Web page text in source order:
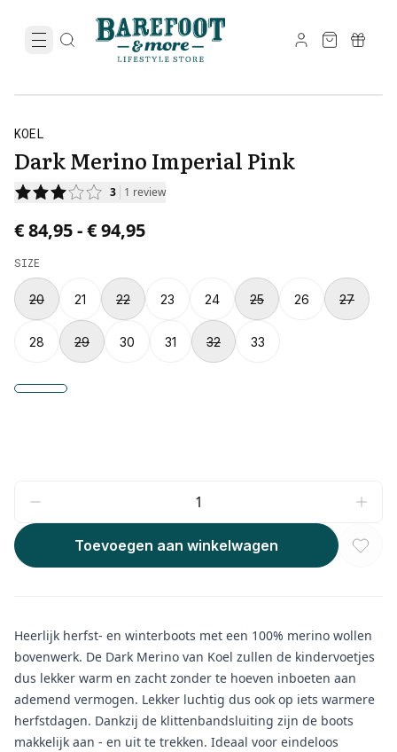
KOEL
Dark Merino Imperial Pink
3 1 review
Price from € 84,95 to € 94,95.
€ 84,95-€ 94,95
SIZE
20 21 22 23 24 25 26 27
28 29 30 31 32 33
Toevoegen aan winkelwagen
Heerlijk herfst- en winterboots met een 100% merino wollen
bovenwerk. De Dark Merino van Koel zullen de kindervoetjes
dus lekker warm en zacht zonder te hoeven inboeten aan
ademend vermogen. Lekker luchtig dus ook op iets warmere
herfstdagen. Dankzij de klittenbandsluiting zijn de boots
makkelijk aan - en uit te trekken. Ideaal voor eindeloos